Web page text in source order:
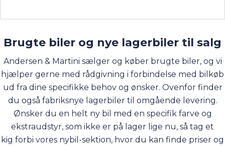
Brugte biler og nye lagerbiler til salg
Andersen & Martini sælger og køber brugte biler, og vi
hjælper gerne med rådgivning i forbindelse med bilkøb
ud fra dine specifikke behov og ønsker. Ovenfor finder
du også fabriksnye lagerbiler til omgående levering.
Ønsker du en helt ny bil med en specifik farve og
ekstraudstyr, som ikke er på lager lige nu, så tag et
kig forbi vores nybil-sektion, hvor du kan finde priser og